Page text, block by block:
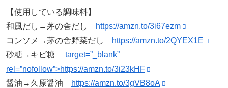
【使用している調味料】
和風だし→茅の舎だし
https://amzn.to/3i67ezm
コンソメ→茅の舎野菜だし
https://amzn.to/2QYEX1E
砂糖→キビ糖
target=”_blank”
rel=”nofollow”>https://amzn.to/3i23kHF
醤油→久原醤油
https://amzn.to/3gVB8oA